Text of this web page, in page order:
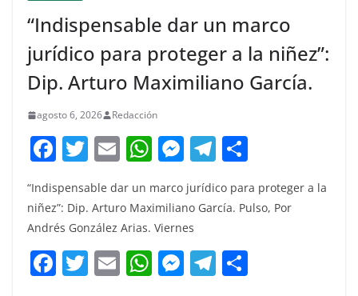
“Indispensable dar un marco
jurídico para proteger a la niñez”:
Dip. Arturo Maximiliano García.
agosto 6, 2026 Redacción
F
c
e
b
o
T
w
itt
er
E
ai
l
W
at
s
A
p
M
e
ss
e
n
g
T
e
a
m
m
“Indispensable dar un marco jurídico para proteger a la
niñez”: Dip. Arturo Maximiliano García. Pulso, Por
Andrés González Arias. Viernes
F T E W M T